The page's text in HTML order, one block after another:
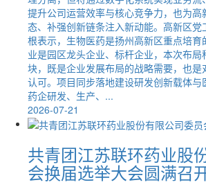
提升公司运营效率与核心竞争力，也为
态、补强创新链条注入新动能。高新区
根表示，生物医药是扬州高新区重点培
业是园区龙头企业、标杆企业，本次布
块，既是企业发展布局的战略需要，也
认可。项目同步落地建设研发创新载体
药企研发、生产、...
2026-07-21
共青团江苏联环药业股
会换届选举大会圆满召